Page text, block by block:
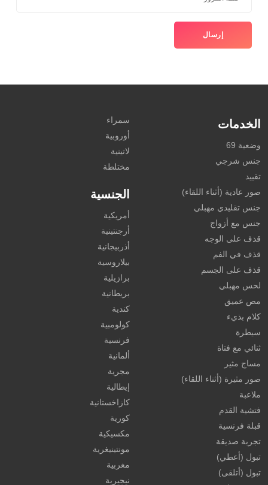
الخدمات
وضعية 69
جنس شرجي
تقييد
صور عادية (أثناء اللقاء)
جنس تقليدي مهبلي
جنس مع أزواج
قذف على الوجه
قذف في الفم
قذف على الجسم
لحس مهبلي
مص عميق
كلام بذيء
سيطرة
ثنائي مع فتاة
مساج مثير
صور مثيرة (أثناء اللقاء)
ملاعبة
فتشية القدم
قبلة فرنسية
تجربة صديقة
تبول (أعطي)
تبول (أتلقى)
سمراء
أوروبية
لاتينية
مختلطة
الجنسية
أمريكية
أرجنتينية
أذربيجانية
بيلاروسية
برازيلية
بريطانية
كندية
كولومبية
فرنسية
ألمانية
مجرية
إيطالية
كازاخستانية
كورية
مكسيكية
مونتينيغرية
مغربية
نيجيرية